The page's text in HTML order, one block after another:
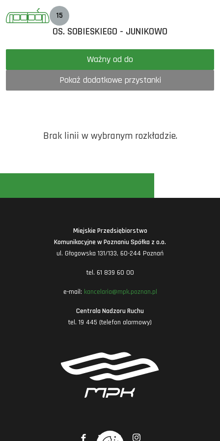
15
OS. SOBIESKIEGO - JUNIKOWO
Ważny od do
Pokaż dodatkowe przystanki
Brak linii w wybranym rozkładzie.
Miejskie Przedsiębiorstwo
Komunikacyjne w Poznaniu Spółka z o.o.
ul. Głogowska 131/133, 60-244 Poznań
tel. 61 839 60 00
e-mail: kancelaria@mpk.poznan.pl
Centrala Nadzoru Ruchu
tel. 19 445 (telefon alarmowy)